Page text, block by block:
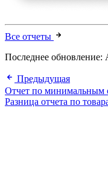
Все отчеты
Последнее обновление:
Предыдущая
Отчет по минимальным
Разница отчета по